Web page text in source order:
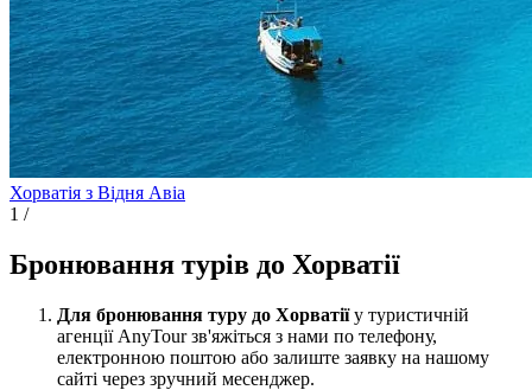
Хорватія з Відня Авіа
1 /
Бронювання турів до Хорватії
Для бронювання туру до Хорватіїу туристичній
агенції AnyTour зв'яжіться з нами по телефону,
електронною поштою або залиште заявку на нашому
сайті через зручний месенджер.